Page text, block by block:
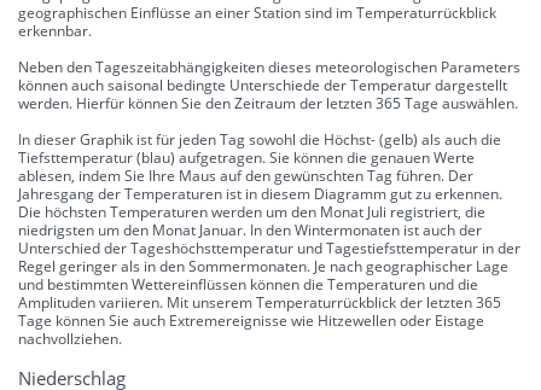
geographischen Einflüsse an einer Station sind im Temperaturrückblick
erkennbar.
Neben den Tageszeitabhängigkeiten dieses meteorologischen Parameters
können auch saisonal bedingte Unterschiede der Temperatur dargestellt
werden. Hierfür können Sie den Zeitraum der letzten 365 Tage auswählen.
In dieser Graphik ist für jeden Tag sowohl die Höchst- (gelb) als auch die
Tiefsttemperatur (blau) aufgetragen. Sie können die genauen Werte
ablesen, indem Sie Ihre Maus auf den gewünschten Tag führen. Der
Jahresgang der Temperaturen ist in diesem Diagramm gut zu erkennen.
Die höchsten Temperaturen werden um den Monat Juli registriert, die
niedrigsten um den Monat Januar. In den Wintermonaten ist auch der
Unterschied der Tageshöchsttemperatur und Tagestiefsttemperatur in der
Regel geringer als in den Sommermonaten. Je nach geographischer Lage
und bestimmten Wettereinflüssen können die Temperaturen und die
Amplituden variieren. Mit unserem Temperaturrückblick der letzten 365
Tage können Sie auch Extremereignisse wie Hitzewellen oder Eistage
nachvollziehen.
Niederschlag